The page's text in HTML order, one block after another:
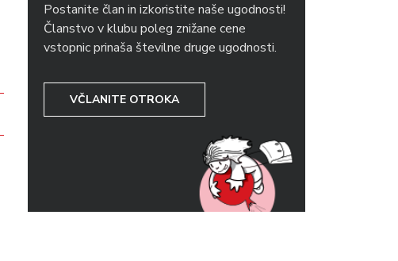
Postanite član in izkoristite naše ugodnosti!
Članstvo v klubu poleg znižane cene
vstopnic prinaša številne druge ugodnosti.
VČLANITE OTROKA